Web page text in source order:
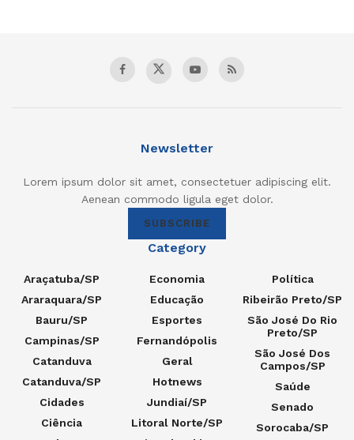
Newsletter
Lorem ipsum dolor sit amet, consectetuer adipiscing elit.
Aenean commodo ligula eget dolor.
SUBSCRIBE
Category
Araçatuba/SP
Araraquara/SP
Bauru/SP
Campinas/SP
Catanduva
Catanduva/SP
Cidades
Ciência
Economia
Educação
Esportes
Fernandópolis
Geral
Hotnews
Jundiaí/SP
Litoral Norte/SP
Política
Ribeirão Preto/SP
São José Do Rio
Preto/SP
São José Dos
Campos/SP
Saúde
Senado
Sorocaba/SP